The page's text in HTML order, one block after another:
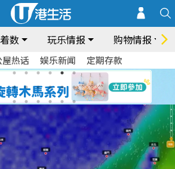
数 玩乐情报 购物情报
屋热话 娱乐新闻 定期存款